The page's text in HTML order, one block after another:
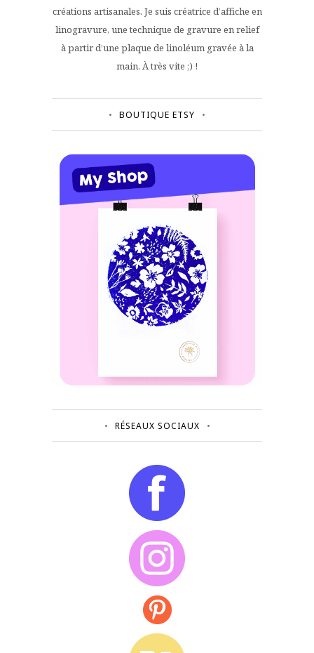
créations artisanales. Je suis créatrice d’affiche en
linogravure, une technique de gravure en relief
à partir d’une plaque de linoléum gravée à la
main. À très vite ;) !
BOUTIQUE ETSY
RÉSEAUX SOCIAUX